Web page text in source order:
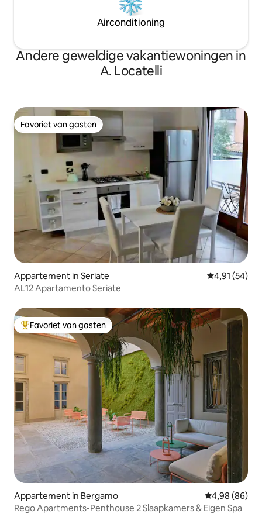
Airconditioning
Andere geweldige vakantiewoningen in
A. Locatelli
Favoriet van gasten
Favoriet van gasten
Appartement in Seriate Gemiddelde
4,91 (54)
AL12 Apartamento Seriate
Topfavoriet van gasten
Favoriet van gasten
Appartement in Bergamo Gemiddelde
4,98 (86)
Rego Apartments-Penthouse 2 Slaapkamers & Eigen Spa